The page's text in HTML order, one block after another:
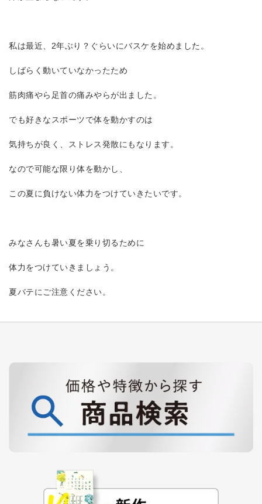
私は最近、2年ぶり？ぐらいにバスケを始めました。
しばらく動いていなかったため
筋肉痛やら足首の痛みやらが出ました。
でも好きなスポーツで体を動かすのは
気持ちが良く、ストレス発散にもなります。
なので可能な限り体を動かし、
この夏に負けない体力をつけていきたいです。
みなさんも暑い夏を乗り切るために
体力をつけていきましょう。
夏バテにご注意ください。